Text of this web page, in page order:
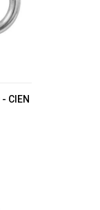
CIEN